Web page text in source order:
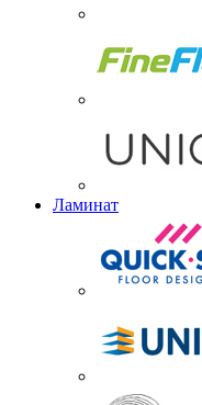
Ламинат